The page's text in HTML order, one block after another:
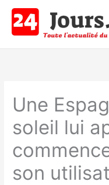
contenu
Une
soleil lui
son